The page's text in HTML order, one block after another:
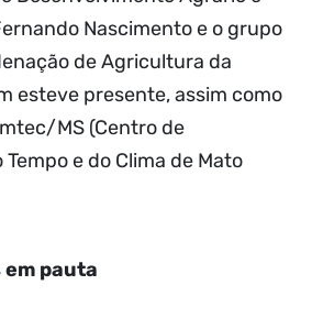
Nascimento e o grupo
de Agricultura da
esteve presente, assim como
MS (Centro de
e do Clima de Mato
pauta